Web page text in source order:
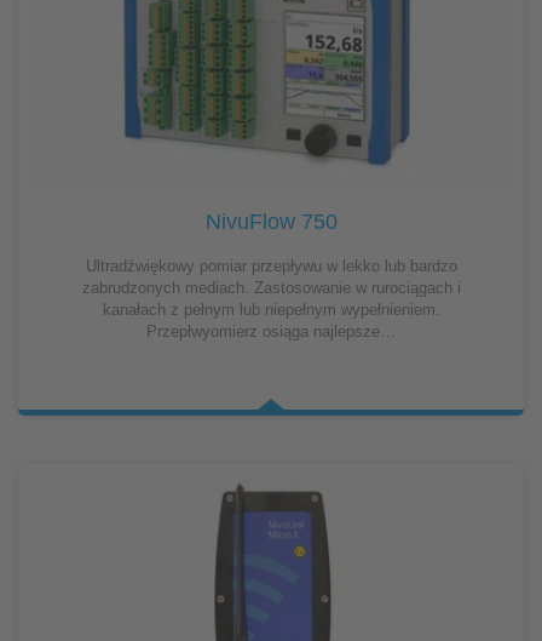
NivuFlow 750
Ultradźwiękowy pomiar przepływu w lekko lub bardzo
zabrudzonych mediach. Zastosowanie w rurociągach i
kanałach z pełnym lub niepełnym wypełnieniem.
Przepłwyomierz osiąga najlepsze…